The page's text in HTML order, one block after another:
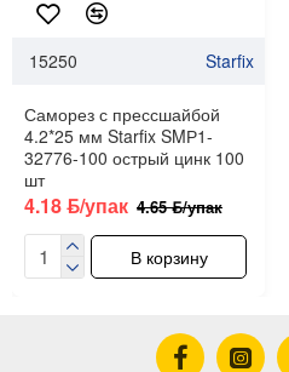
15250 Starfix
Саморез с прессшайбой
4.2*25 мм Starfix SMР1-
32776-100 острый цинк 100
шт
4.18 ƃ/упак 4.65 ƃ/упак
В корзину